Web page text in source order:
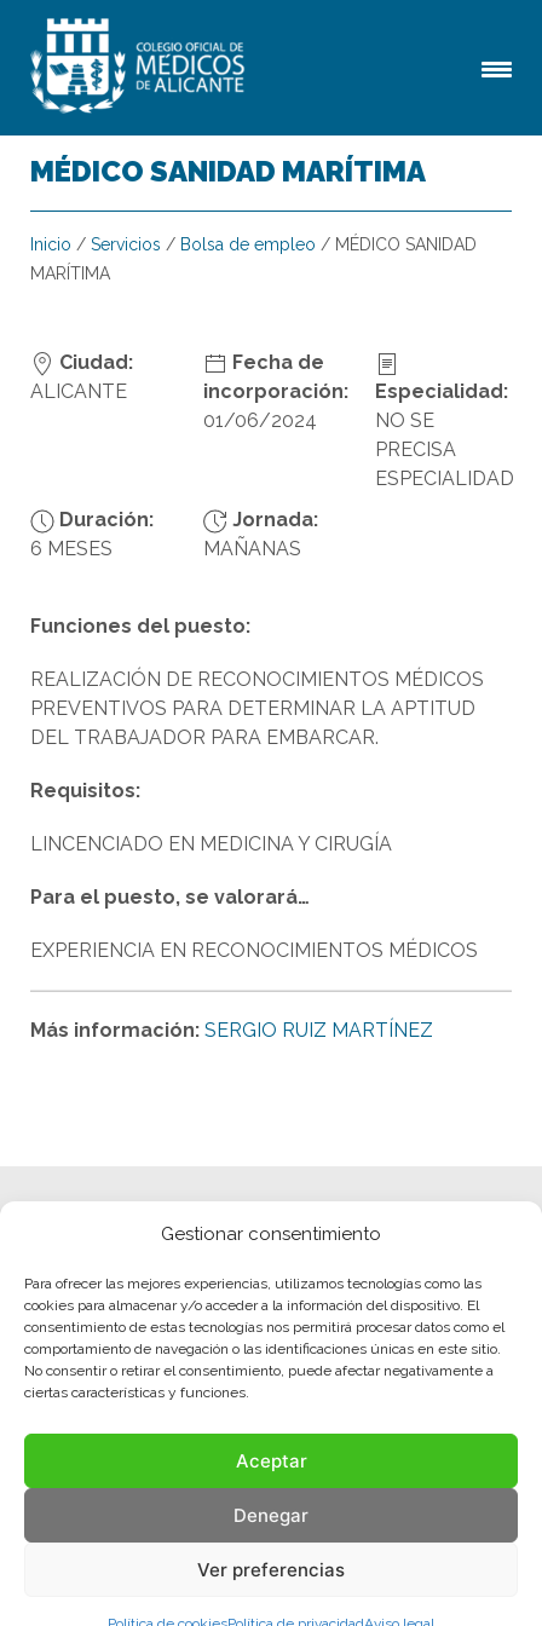
Gestionar consentimiento
Para ofrecer las mejores experiencias, utilizamos tecnologías como las
cookies para almacenar y/o acceder a la información del dispositivo. El
consentimiento de estas tecnologías nos permitirá procesar datos como el
comportamiento de navegación o las identificaciones únicas en este sitio.
No consentir o retirar el consentimiento, puede afectar negativamente a
ciertas características y funciones.
Aceptar
Denegar
Ver preferencias
MÉDICO SANIDAD MARÍTIMA
Inicio / Servicios / Bolsa de empleo / MÉDICO SANIDAD
MARÍTIMA
Ciudad:
ALICANTE
Fecha de
incorporación:
01/06/2024
Especialidad:
NO SE
PRECISA
ESPECIALIDAD
Duración:
6 MESES
Jornada:
MAÑANAS
Funciones del puesto:
REALIZACIÓN DE RECONOCIMIENTOS MÉDICOS
PREVENTIVOS PARA DETERMINAR LA APTITUD
DEL TRABAJADOR PARA EMBARCAR.
Requisitos:
LINCENCIADO EN MEDICINA Y CIRUGÍA
Para el puesto, se valorará…
EXPERIENCIA EN RECONOCIMIENTOS MÉDICOS
Más información: SERGIO RUIZ MARTÍNEZ